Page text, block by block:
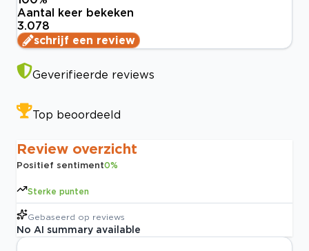
Aantal keer bekeken
3.078
schrijf een review
Geverifieerde reviews
Top beoordeeld
Review overzicht
Positief sentiment0%
Sterke punten
Gebaseerd op reviews
No AI summary available